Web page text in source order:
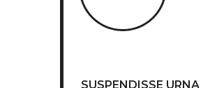
SUSPENDISSE URNA